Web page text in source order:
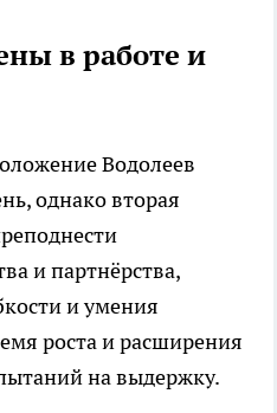
в работе и
Водолеев
однако вторая
и партнёрства,
и умения
роста и расширения
на выдержку.